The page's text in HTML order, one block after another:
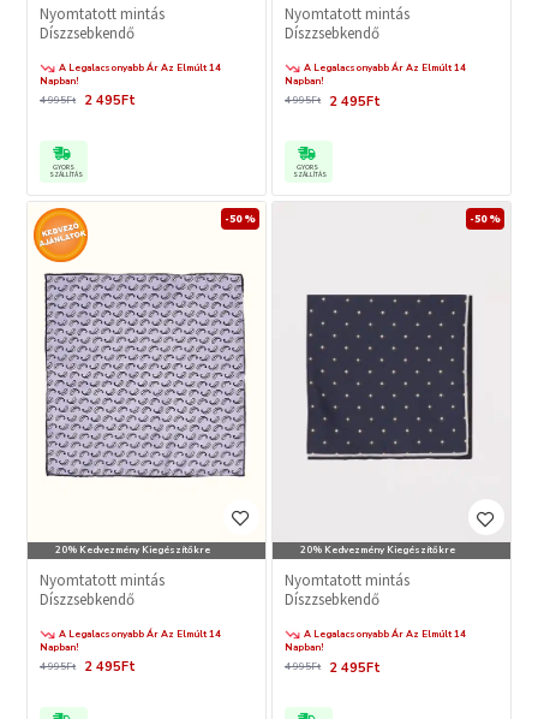
Nyomtatott mintás
Díszzsebkendő
A Legalacsonyabb Ár Az Elmúlt 14
Napban!
2 495Ft
4 995Ft
GYORS
SZÁLLÍTÁS
Nyomtatott mintás
Díszzsebkendő
A Legalacsonyabb Ár Az Elmúlt 14
Napban!
2 495Ft
4 995Ft
GYORS
SZÁLLÍTÁS
20% Kedvezmény Kiegészítőkre
-50 %
Nyomtatott mintás
Díszzsebkendő
A Legalacsonyabb Ár Az Elmúlt 14
Napban!
2 495Ft
4 995Ft
20% Kedvezmény Kiegészítőkre
-50 %
Nyomtatott mintás
Díszzsebkendő
A Legalacsonyabb Ár Az Elmúlt 14
Napban!
2 495Ft
4 995Ft